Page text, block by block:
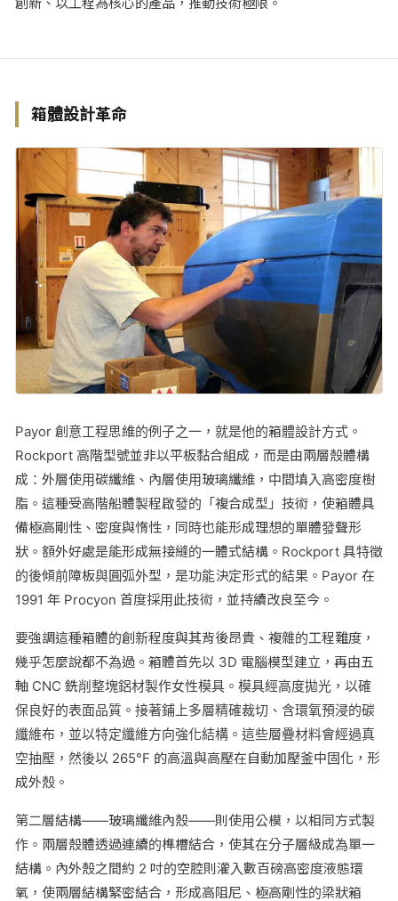
箱體設計革命
Payor 創意工程思維的例子之一，就是他的箱體設計方式。
Rockport 高階型號並非以平板黏合組成，而是由兩層殼體構
成：外層使用碳纖維、內層使用玻璃纖維，中間填入高密度樹
脂。這種受高階船體製程啟發的「複合成型」技術，使箱體具
備極高剛性、密度與惰性，同時也能形成理想的單體發聲形
狀。額外好處是能形成無接縫的一體式結構。Rockport 具特徵
的後傾前障板與圓弧外型，是功能決定形式的結果。Payor 在
1991 年 Procyon 首度採用此技術，並持續改良至今。
要強調這種箱體的創新程度與其背後昂貴、複雜的工程難度，
幾乎怎麼說都不為過。箱體首先以 3D 電腦模型建立，再由五
軸 CNC 銑削整塊鋁材製作女性模具。模具經高度拋光，以確
保良好的表面品質。接著鋪上多層精確裁切、含環氧預浸的碳
纖維布，並以特定纖維方向強化結構。這些層疊材料會經過真
空抽壓，然後以 265°F 的高溫與高壓在自動加壓釜中固化，形
成外殼。
第二層結構——玻璃纖維內殼——則使用公模，以相同方式製
作。兩層殼體透過連續的榫槽結合，使其在分子層級成為單一
結構。內外殼之間約 2 吋的空腔則灌入數百磅高密度液態環
氧，使兩層結構緊密結合，形成高阻尼、極高剛性的梁狀箱